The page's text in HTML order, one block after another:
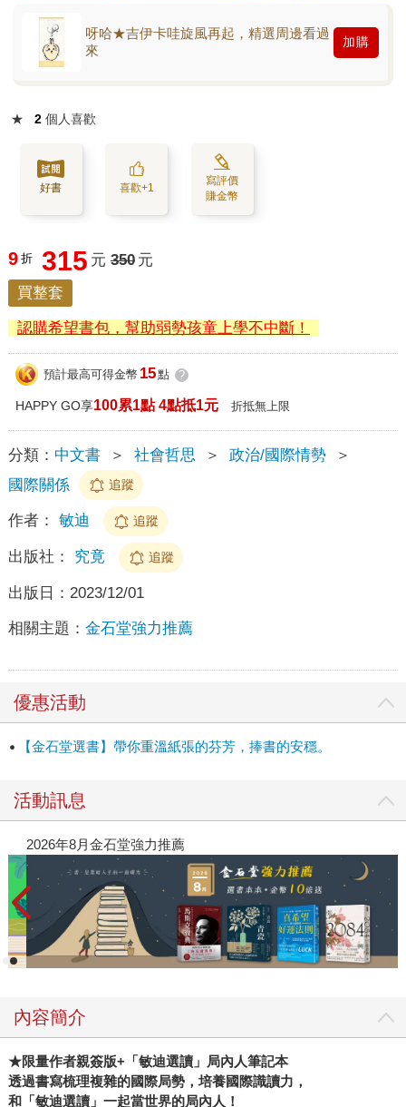
呀哈★吉伊卡哇旋風再起，精選周邊看過
來
加購
★ 2 個人喜歡
好書 喜歡+1
寫評價
賺金幣
9 折 315 元 350 元
買整套
認購希望書包，幫助弱勢孩童上學不中斷！
預計最高可得金幣 15點 ?
HAPPY GO享100累1點 4點抵1元 折抵無上限
分類： 中文書 ＞ 社會哲思 ＞ 政治/國際情勢
＞
國際關係
追蹤
作者： 敏迪 追蹤
出版社： 究竟 追蹤
出版日： 2023/12/01
相關主題： 金石堂強力推薦
優惠活動
【金石堂選書】帶你重溫紙張的芬芳，捧書的安穩。
活動訊息
閱讀漫遊錄-2026上半年暢銷榜
內容簡介
★限量作者親簽版+「敏迪選讀」局內人筆記本
透過書寫梳理複雜的國際局勢，培養國際識讀力，
和「敏迪選讀」一起當世界的局內人！